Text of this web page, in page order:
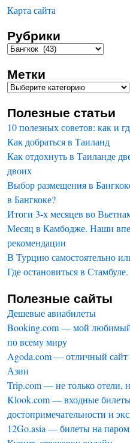
Карта сайта
Рубрики
Метки
Полезные статьи
10 полезных советов: как и
Как добраться в Таиланд
Как отдохнуть в Таиланде
двоих
Выбор размещения в
в Бангкоке?
Итоги 3-х месяцев во
Месяц в Камбодже. Наши
рекомендации
В Турцию самостоятельно
Где остановиться в
Полезные сайты
Дешевые авиабилеты
Booking.com — мой любимый
по всему миру
Agoda.com — отличный
Азии
Trip.com — не только отели,
Klook.com — входные
достопримечательности и
12Go.asia — билеты на